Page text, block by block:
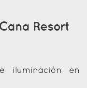
Resort
iluminación en